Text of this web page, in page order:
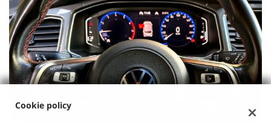
Cookie policy